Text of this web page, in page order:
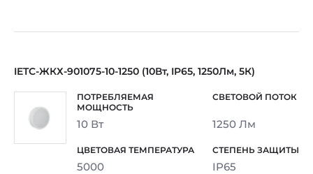
IETC-ЖКХ-901075-10-1250 (10Вт, IP65, 1250Лм, 5К)
10 Вт 1250 Лм
5000 IP65